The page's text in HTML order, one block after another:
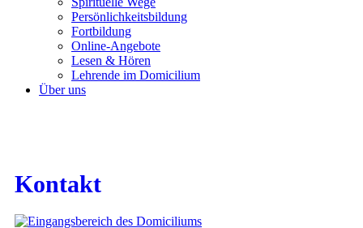
Persönlichkeitsbildung
Fortbildung
Online-Angebote
Lesen & Hören
Lehrende im Domicilium
Über uns
Kontakt